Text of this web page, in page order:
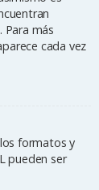
Para más
cada vez
formatos y
pueden ser